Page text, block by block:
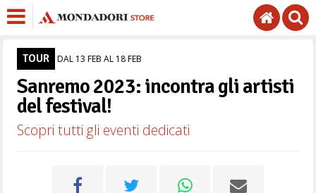
TOUR DAL 13 FEB AL 18 FEB
Sanremo 2023: incontra gli artisti
del festival!
Scopri tutti gli eventi dedicati